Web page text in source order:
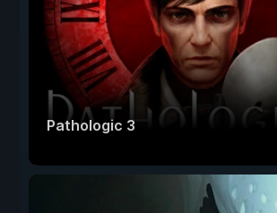
Pathologic 3